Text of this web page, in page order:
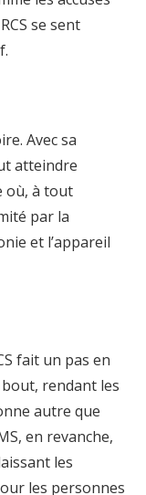
se sent
Avec sa
atteindre
où, à tout
par la
et l’appareil
fait un pas en
rendant les
autre que
en revanche,
les
les personnes